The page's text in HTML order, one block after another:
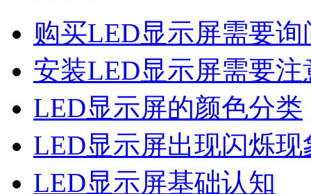
购买LED显示屏需要询
安装LED显示屏需要注
LED显示屏的颜色分类
LED显示屏出现闪烁现
LED显示屏基础认知